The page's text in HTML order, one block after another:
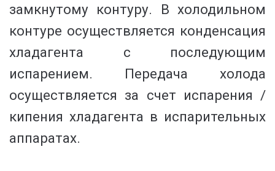
замкнутому контуру. В холодильном
контуре осуществляется конденсация
хладагента с последующим
испарением. Передача холода
осуществляется за счет испарения /
кипения хладагента в испарительных
аппаратах.